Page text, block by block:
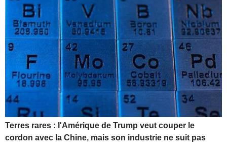
Terres rares : l'Amérique de Trump veut couper le
cordon avec la Chine, mais son industrie ne suit pas